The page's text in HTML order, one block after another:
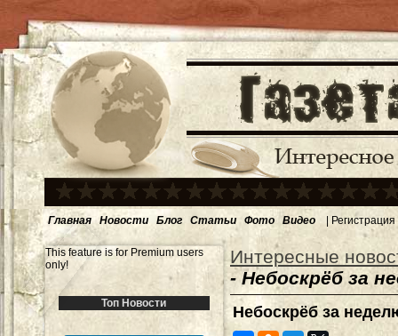
Главная Новости Блог Статьи Фото Видео | Регистрация
This feature is for Premium users
only!
Топ Новости
Интересные
- Небоскрёб за
Небоскрёб за